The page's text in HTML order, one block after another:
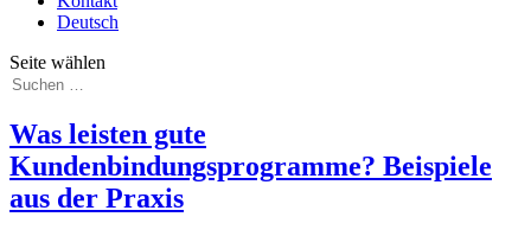
Deutsch
Seite wählen
Was leisten gute
Kundenbindungsprogramme? Beispiele
aus der Praxis